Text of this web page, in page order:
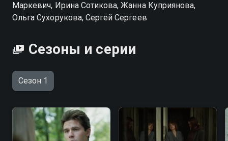
Маркевич, Ирина Сотикова, Жанна Куприянова,
Ольга Сухорукова, Сергей Сергеев
Сезоны и серии
Сезон 1